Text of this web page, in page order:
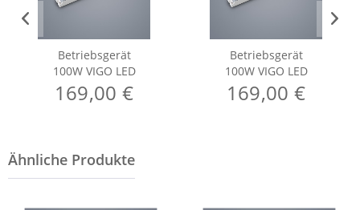
Betriebsgerät
100W VIGO LED
169,00 €
Betriebsgerät
100W VIGO LED
169,00 €